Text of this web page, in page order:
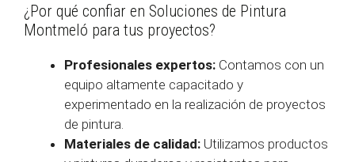
¿Por qué confiar en Soluciones de Pintura
Montmeló para tus proyectos?
Profesionales expertos: Contamos con un
equipo altamente capacitado y
experimentado en la realización de proyectos
de pintura.
Materiales de calidad: Utilizamos productos